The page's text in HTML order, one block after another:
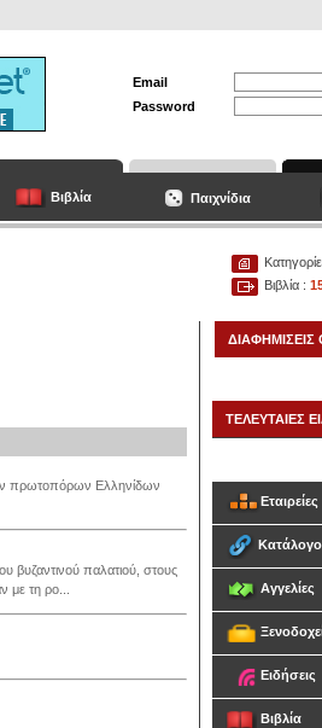
Email
Password
Βιβλία Παιχνίδια
Βιβλία :
πρωτοπόρων Ελληνίδων
βυζαντινού παλατιού, στους
με τη ρο...
ΔΙΑΦΗΜΙΣΕΙΣ
ΤΕΛΕΥΤΑΙΕΣ
Εταιρείες
Αγγελίες
Ειδήσεις
Βιβλία